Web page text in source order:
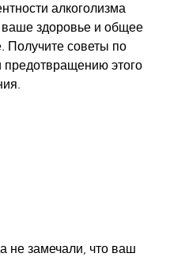
алкоголизма
ваше здоровье и общее
Получите советы по
предотвращению этого
не замечали, что ваш